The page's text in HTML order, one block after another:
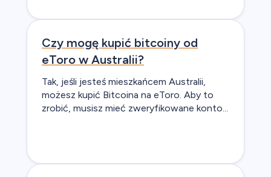
Czy mogę kupić bitcoiny od
eToro w Australii?
Tak, jeśli jesteś mieszkańcem Australii,
możesz kupić Bitcoina na eToro. Aby to
zrobić, musisz mieć zweryfikowane konto...